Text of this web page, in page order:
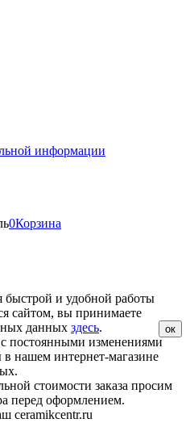
информации
0Корзина
и удобной работы
сайтом, вы принимаете
данных здесь. ок
постоянными изменениями
нашем интернет-магазине
стоимости заказа просим
перед оформлением.
ceramikcentr.ru